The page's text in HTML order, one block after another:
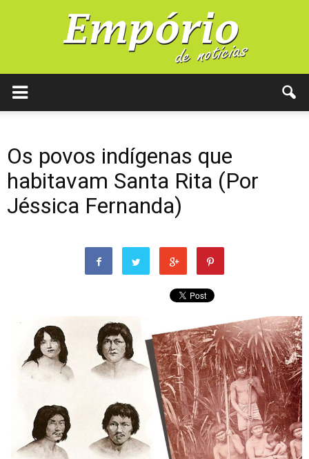
Os povos indígenas que
habitavam Santa Rita (Por
Jéssica Fernanda)